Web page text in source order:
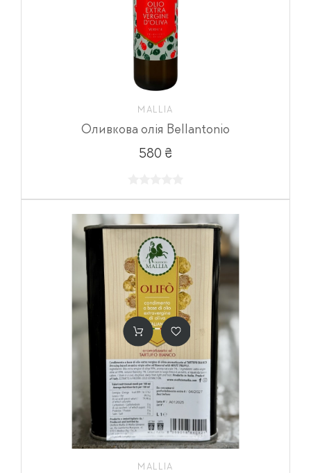
MALLIA
Оливкова олія Bellantonio
580 ₴
MALLIA